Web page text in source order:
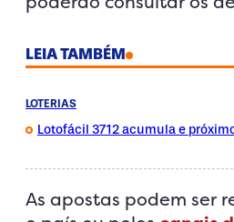
LEIA TAMBÉM
LOTERIAS
Lotofácil 3712 acumula e
As apostas podem ser